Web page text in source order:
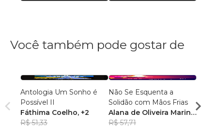
Você também pode gostar de
Antologia Um Sonho é
Possível II
Fáthima Coelho, +2
R$ 51,33
Não Se Esquenta a
Solidão com Mãos Frias
Alana de Oliveira Marin,
+2
R$ 57,71
R$